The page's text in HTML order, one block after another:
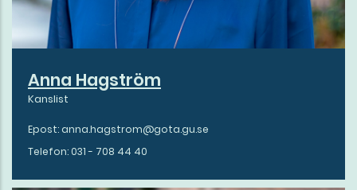
Anna Hagström
Kanslist
Epost: anna.hagstrom@gota.gu.se
Telefon: 031 - 708 44 40